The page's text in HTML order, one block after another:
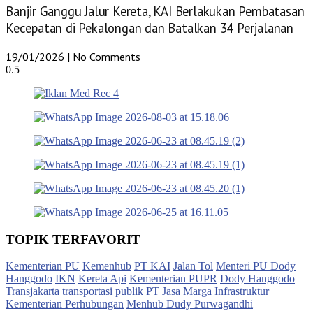
Banjir Ganggu Jalur Kereta, KAI Berlakukan Pembatasan
Kecepatan di Pekalongan dan Batalkan 34 Perjalanan
19/01/2026 No Comments
TOPIK TERFAVORIT
Kementerian PU Kemenhub PT KAI Jalan Tol Menteri PU Dody
Hanggodo IKN Kereta Api Kementerian PUPR Dody Hanggodo
Transjakarta transportasi publik PT Jasa Marga Infrastruktur
Kementerian Perhubungan Menhub Dudy Purwagandhi